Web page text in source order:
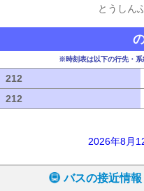
とうしん
※時刻表は以下の行先・
212
212
2026年8月
バスの接近情報